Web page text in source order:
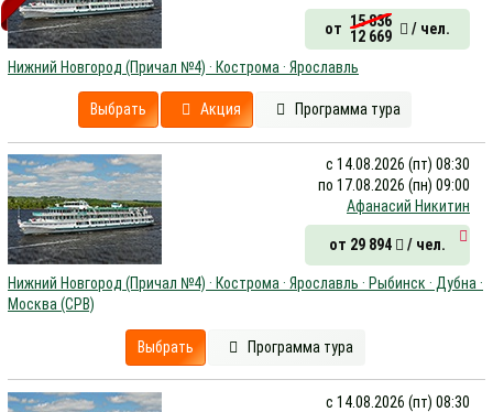
от 15 836
12 669
/ чел.
Нижний Новгород (Причал №4) · Кострома · Ярославль
Выбрать Акция Программа тура
с 14.08.2026 (пт) 08:30
по 17.08.2026 (пн) 09:00
Афанасий Никитин
от 29 894 / чел.
Нижний Новгород (Причал №4) · Кострома · Ярославль · Рыбинск · Дубна ·
Москва (СРВ)
Выбрать Программа тура
с 14.08.2026 (пт) 08:30